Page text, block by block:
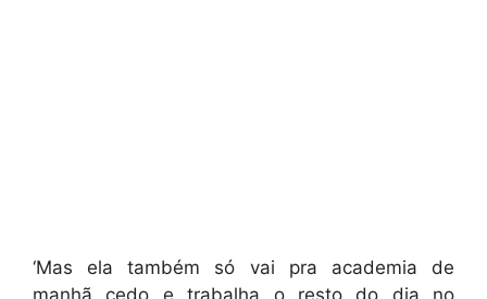
‘Mas ela também só vai pra academia de
manhã cedo e trabalha o resto do dia no